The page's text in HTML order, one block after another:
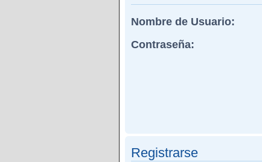
Nombre de Usuario:
Contraseña:
Registrarse